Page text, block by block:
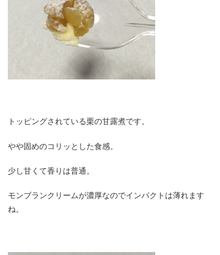
トッピングされている栗の甘露煮です。
やや固めのコリッとした食感。
少し甘くて香りは普通。
モンブランクリームが濃厚なのでインパクトは薄れます
ね。